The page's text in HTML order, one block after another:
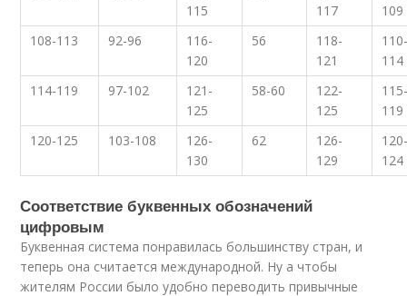
115
117
109
108-113
92-96
116-
120
56
118-
121
114
114-119
97-102
121-
125
58-60
122-
125
119
120-125
103-108
126-
130
62
126-
129
124
Соответствие буквенных обозначений
цифровым
Буквенная система понравилась большинству стран, и
теперь она считается международной. Ну а чтобы
жителям России было удобно переводить привычные